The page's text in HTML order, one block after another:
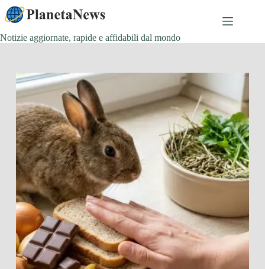
Salta
al
contenuto
Notizie aggiornate, rapide e affidabili dal mondo